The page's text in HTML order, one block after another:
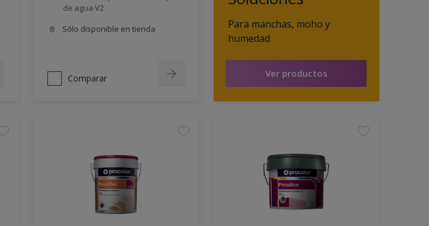
de agua V2
Sólo disponible en tienda
Comparar
Para manchas, moho y
humedad
Ver productos